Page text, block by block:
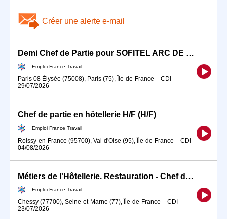
Créer une alerte e-mail
Demi Chef de Partie pour SOFITEL ARC DE TRIOMPHE (H/F)
Emploi France Travail
Paris 08 Élysée (75008), Paris (75), Île-de-France - CDI -
29/07/2026
Chef de partie en hôtellerie H/F (H/F)
Emploi France Travail
Roissy-en-France (95700), Val-d'Oise (95), Île-de-France - CDI -
04/08/2026
Métiers de l'Hôtellerie. Restauration - Chef de Cuisine/C (H/F)
Emploi France Travail
Chessy (77700), Seine-et-Marne (77), Île-de-France - CDI -
23/07/2026